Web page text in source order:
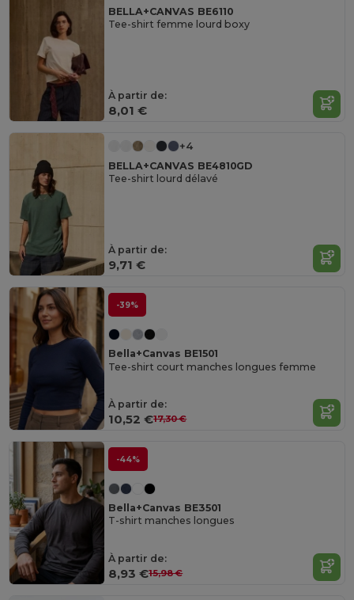
BELLA+CANVAS BE6110
Tee-shirt femme lourd boxy
À partir de:
8,01 €
+4
BELLA+CANVAS BE4810GD
Tee-shirt lourd délavé
À partir de:
9,71 €
-39%
Bella+Canvas BE1501
Tee-shirt court manches longues femme
À partir de:
10,52 €17,30 €
-44%
Bella+Canvas BE3501
T-shirt manches longues
À partir de:
8,93 €15,98 €